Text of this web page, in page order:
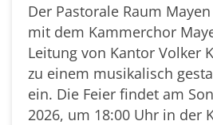
Der Pastorale Raum
mit dem Kammerchor
Leitung von Kantor Volker
zu einem musikalisch
ein. Die Feier findet am
2026, um 18:00 Uhr in der